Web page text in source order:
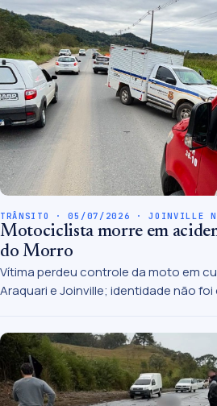
TRÂNSITO · 05/07/2026 · JOINVILLE
Motociclista morre em
do Morro
Vítima perdeu controle da moto em
Araquari e Joinville; identidade não foi